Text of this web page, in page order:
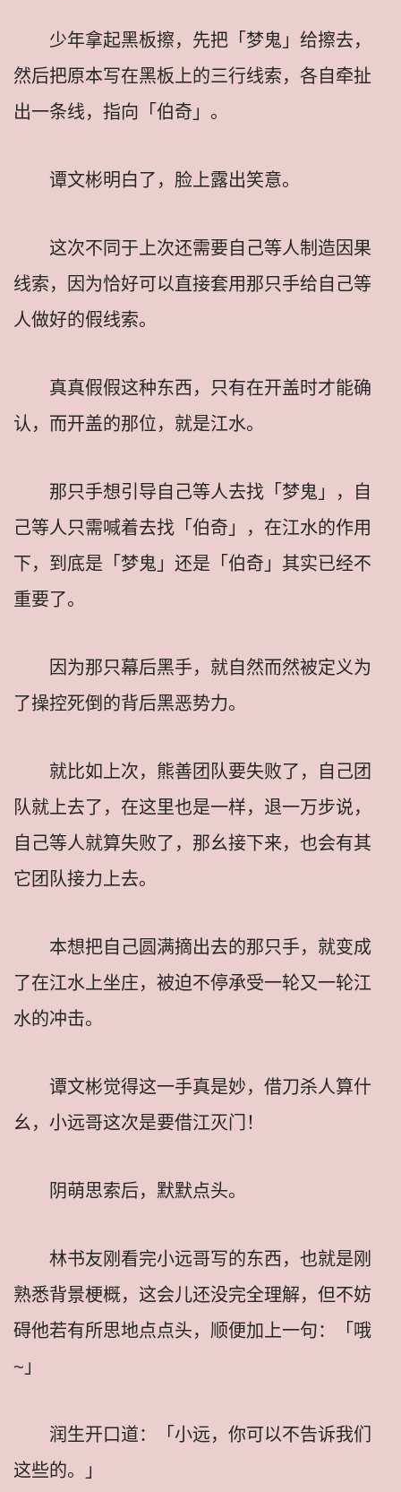
少年拿起黑板擦，先把「梦鬼」给擦去，
然后把原本写在黑板上的三行线索，各自牵扯
出一条线，指向「伯奇」。
谭文彬明白了，脸上露出笑意。
这次不同于上次还需要自己等人制造因果
线索，因为恰好可以直接套用那只手给自己等
人做好的假线索。
真真假假这种东西，只有在开盖时才能确
认，而开盖的那位，就是江水。
那只手想引导自己等人去找「梦鬼」，自
己等人只需喊着去找「伯奇」，在江水的作用
下，到底是「梦鬼」还是「伯奇」其实已经不
重要了。
因为那只幕后黑手，就自然而然被定义为
了操控死倒的背后黑恶势力。
就比如上次，熊善团队要失败了，自己团
队就上去了，在这里也是一样，退一万步说，
自己等人就算失败了，那幺接下来，也会有其
它团队接力上去。
本想把自己圆满摘出去的那只手，就变成
了在江水上坐庄，被迫不停承受一轮又一轮江
水的冲击。
谭文彬觉得这一手真是妙，借刀杀人算什
幺，小远哥这次是要借江灭门！
阴萌思索后，默默点头。
林书友刚看完小远哥写的东西，也就是刚
熟悉背景梗概，这会儿还没完全理解，但不妨
碍他若有所思地点点头，顺便加上一句：「哦
~」
润生开口道：「小远，你可以不告诉我们
这些的。」